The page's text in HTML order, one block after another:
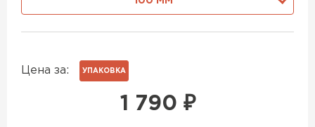
Цена за: УПАКОВКА
1 790 ₽
ПЕРЕЙТИ
Утеплитель Дирок
Утеплитель Тизол